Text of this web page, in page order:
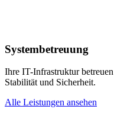
Systembetreuung
Ihre IT-Infrastruktur
Stabilität und Sicherheit.
Alle Leistungen ansehen